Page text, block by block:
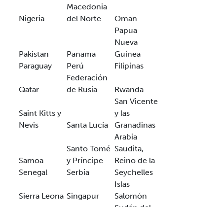
Nigeria
Macedonia
del Norte
Oman
Pakistan Panama
Papua
Nueva
Guinea
Paraguay
Perú Filipinas
Qatar
Federación
de Rusia
Rwanda
Saint Kitts y
Nevis
Santa Lucía
San Vicente
y las
Granadinas
Samoa
Santo Tomé
y Príncipe
Arabia
Saudita,
Reino de la
Senegal
Serbia Seychelles
Sierra Leona Singapur
Islas
Salomón